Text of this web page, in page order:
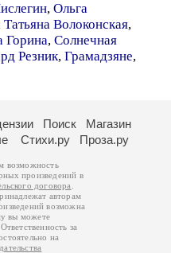
, Ольга
Татьяна Волоконская,
Горина, Солнечная
Резник, Грамадзяне,
Поиск
Магазин
Стихи.ру Проза.ру
возможность
произведений в
договора
авторам
возможна
вы можете
за
на